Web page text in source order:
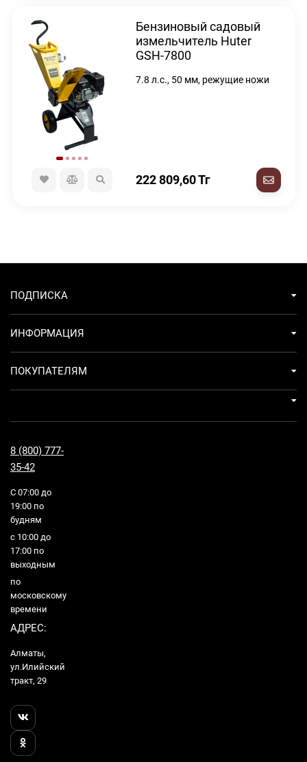
Бензиновый садовый
измельчитель Huter
GSH-7800
7.8 л.с., 50 мм, режущие ножи
222 809,60Тг
ПОДПИСКА
ИНФОРМАЦИЯ
ПОКУПАТЕЛЯМ
8 (800) 777-
35-42
С 07:00 до
19:00 по
будням
с 10:00 до
17:00 по
выходным
по
московскому
времени
АДРЕС:
Алматы,
ул.Илийский
тракт, 29